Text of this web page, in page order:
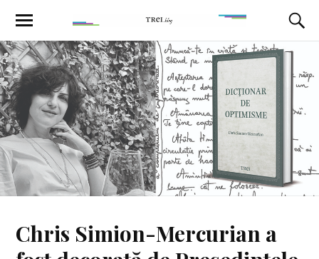
Chris Simion-Mercurian a